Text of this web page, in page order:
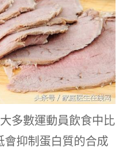
多數運動員飲食中比
會抑制蛋白質的合成